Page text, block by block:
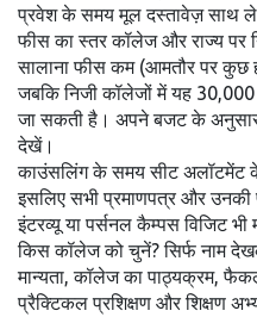
प्रवेश के समय मूल दस्तावेज़ साथ ले
फीस का स्तर कॉलेज और राज्य पर
सालाना फीस कम (आमतौर पर कुछ
जबकि निजी कॉलेजों में यह
जा सकती है। अपने बजट के अनुसार
देखें।
काउंसलिंग के समय सीट अलॉटमेंट के
इसलिए सभी प्रमाणपत्र और
इंटरव्यू या पर्सनल कैम्पस विजिट भी
किस कॉलेज को चुनें? सिर्फ नाम
मान्यता, कॉलेज का पाठ्यक्रम,
प्रैक्टिकल प्रशिक्षण और शिक्षण